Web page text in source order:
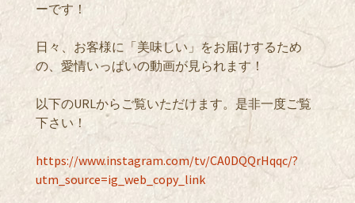
ーです！
日々、お客様に「美味しい」をお届けするため
の、愛情いっぱいの動画が見られます！
以下のURLからご覧いただけます。是非一度ご覧
下さい！
https://www.instagram.com/tv/CA0DQQrHqqc/?
utm_source=ig_web_copy_link